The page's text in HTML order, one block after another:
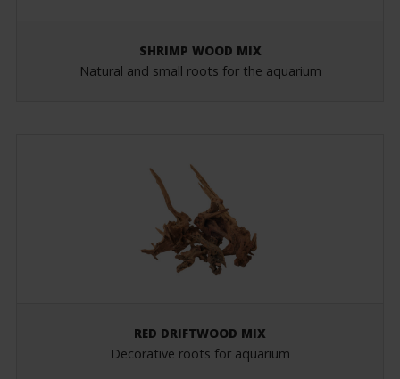
SHRIMP WOOD MIX
Natural and small roots for the aquarium
RED DRIFTWOOD MIX
Decorative roots for aquarium